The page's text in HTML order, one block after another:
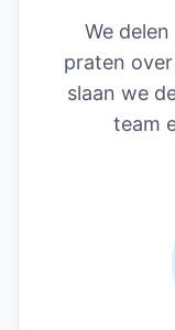
We
praten
slaan we
team